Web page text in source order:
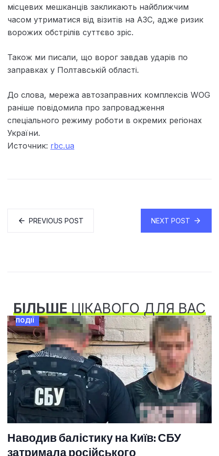
місцевих мешканців закликають найближчим
часом утриматися від візитів на АЗС, адже ризик
ворожих обстрілів суттєво зріс.
Також ми писали, що ворог завдав ударів по
заправках у Полтавській області.
До слова, мережа автозаправних комплексів WOG
раніше повідомила про запровадження
спеціального режиму роботи в окремих регіонах
України.
Источник: rbc.ua
PREVIOUS POST NEXT POST
БІЛЬШЕЦІКАВОГО ДЛЯ ВАС
ПОДІЇ
Наводив балістику на Київ: СБУ
затримала російського